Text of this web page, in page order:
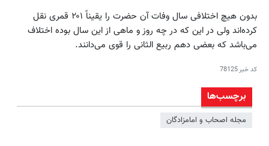
بدون هیچ اختلافی سال وفات آن حضرت را یقیناً ۲۰۱ قمری نقل
کرده‌اند ولی در این که در چه روز و ماهی از این سال بوده اختلاف
می‌باشد که بعضی دهم ربیع الثانی را قوی می‌دانند.
کد خبر78125
برچسب‌ها
مجله اصحاب و امامزادگان